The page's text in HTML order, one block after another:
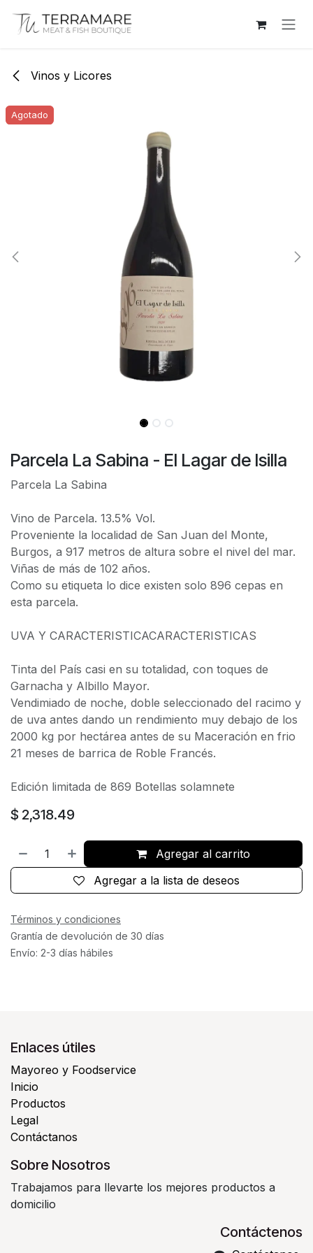
Vinos y Licores
Agotado
Agotado
Parcela La Sabina - El Lagar de Isilla
Parcela La Sabina
Vino de Parcela. 13.5% Vol.
Proveniente la localidad de San Juan del Monte,
Burgos, a 917 metros de altura sobre el nivel del mar.
Viñas de más de 102 años.
Como su etiqueta lo dice existen solo 896 cepas en
esta parcela.
UVA Y CARACTERISTICACARACTERISTICAS
Tinta del País casi en su totalidad, con toques de
Garnacha y Albillo Mayor.
Vendimiado de noche, doble seleccionado del racimo y
de uva antes dando un rendimiento muy debajo de los
2000 kg por hectárea antes de su Maceración en frio
21 meses de barrica de Roble Francés.
Edición limitada de 869 Botellas solamnete
$ 2,318.49
Agregar al carrito
Agregar a la lista de deseos
Términos y condiciones
Grantía de devolución de 30 días
Envío: 2-3 días hábiles
Enlaces útiles
Mayoreo y Foodservice
Inicio
Productos
Legal
Contáctanos
Sobre Nosotros
Trabajamos para llevarte los mejores productos a
domicilio
Contáctenos